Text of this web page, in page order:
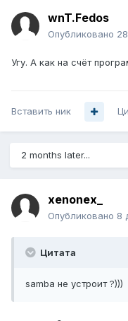
wnT.Fedos
Опубликовано
Угу. А как на счёт
Вставить ник
2 months later...
xenonex_
Опубликовано 8
Цитата
samba не устроит ?)))